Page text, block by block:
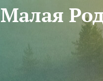
Малая